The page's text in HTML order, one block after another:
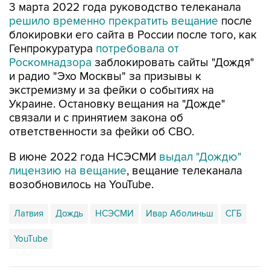
3 марта 2022 года руководство телеканала
решило временно прекратить вещание после
блокировки его сайта в России после того, как
Генпрокуратура потребовала от
Роскомнадзора заблокировать сайты "Дождя"
и радио "Эхо Москвы" за призывы к
экстремизму и за фейки о событиях на
Украине. Остановку вещания на "Дожде"
связали и с принятием закона об
ответственности за фейки об СВО.
В июне 2022 года НСЭСМИ выдал "Дождю"
лицензию на вещание, вещание телеканала
возобновилось на YouTube.
Латвия Дождь НСЭСМИ Ивар Аболиньш СГБ
YouTube